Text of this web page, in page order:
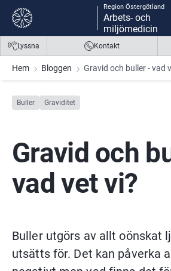
Gå till innehåll
Gå till meny
Gå till sidfot
Region Östergötland
Arbets- och
miljömedicin
Lyssna Kontakt
Hem Bloggen Gravid och buller - vad
Buller Graviditet
Gravid och
vad vet vi?
Buller utgörs av allt oönskat
utsätts för. Det kan påverka